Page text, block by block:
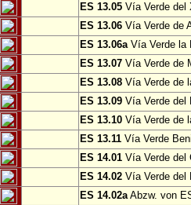
ES 13.05 Vía Verde del
ES 13.06 Vía Verde de
ES 13.06aVía Verde la
ES 13.07 Vía Verde de
ES 13.08 Vía Verde de
ES 13.09 Vía Verde del
ES 13.10 Vía Verde de
ES 13.11 Vía Verde
ES 14.01 Vía Verde del
ES 14.02 Vía Verde del
ES 14.02aAbzw. von